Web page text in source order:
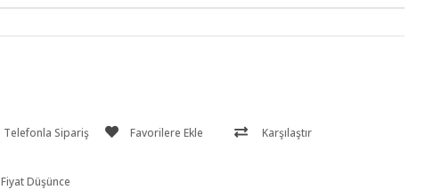
Telefonla Sipariş Favorilere Ekle Karşılaştır
Fiyat Düşünce